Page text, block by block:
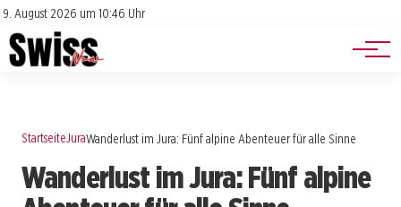
9. August 2026 um 10:46 Uhr
Impressum
Datenschutz
Jobs
Events
StartseiteJuraWanderlust im Jura: Fünf alpine Abenteuer für alle Sinne
Wanderlust im Jura: Fünf alpine